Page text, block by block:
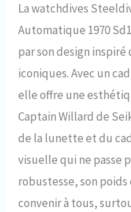
La watchdives
Automatique 1970
par son design
iconiques. Avec un
elle offre une
Captain Willard de
de la lunette et du
visuelle qui ne passe
robustesse, son poids
convenir à tous,